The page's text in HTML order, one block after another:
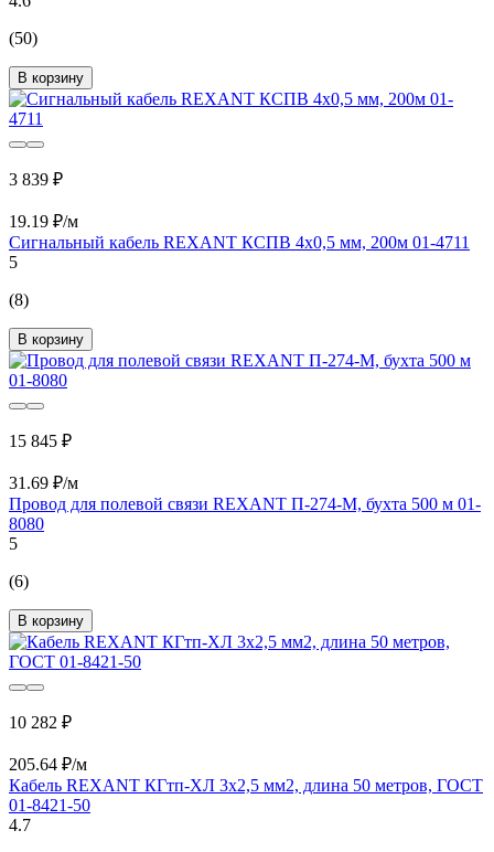
(50)
В корзину
3 839 ₽
19.19 ₽/м
Сигнальный кабель REXANT КСПВ 4х0,5 мм, 200м 01-4711
5
(8)
В корзину
15 845 ₽
31.69 ₽/м
Провод для полевой связи REXANT П-274-М, бухта 500 м 01-
8080
5
(6)
В корзину
10 282 ₽
205.64 ₽/м
Кабель REXANT КГтп-ХЛ 3х2,5 мм2, длина 50 метров, ГОСТ
01-8421-50
4.7